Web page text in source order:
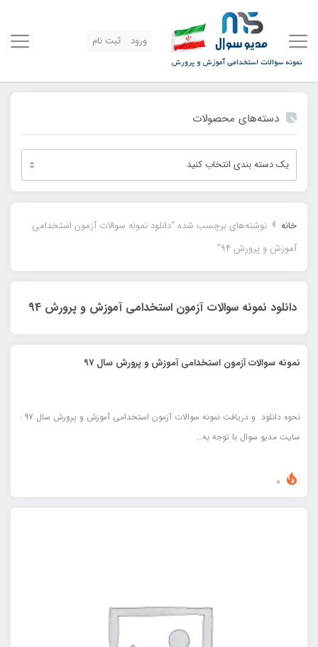
ورود ثبت نام
دسته‌های محصولات
خانه › نوشته‌های برچسب شده “دانلود نمونه سوالات آزمون استخدامی
آموزش و پرورش 94”
دانلود نمونه سوالات آزمون استخدامی آموزش و پرورش 94
نمونه سوالات آزمون استخدامی آموزش و پرورش سال 97
نحوه دانلود و دریافت نمونه سوالات آزمون استخدامی آموزش و پرورش سال 97 :
سایت مدیو سوال با توجه به…